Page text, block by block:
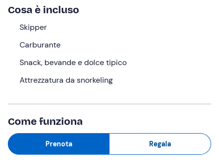
Baia del Vallone
conskipperesperto e snack a bordo, per non farti
mancare nulla!
Cosa faremo
L'appuntamento è15 minuti prima
nel punto di ritrovo ad
Agropoli (SA)
accompagnerà nella nostra escursione. Prima della
partenza, ci verrà fornito un
tutte le indicazioni da seguire durante la navigazione e le
soste.
Salperemo dal porto costeggiando il promontorio di
Cosa è incluso
Skipper
Carburante
Snack, bevande e dolce tipico
Attrezzatura da snorkeling
Come funziona
Prenota Regala